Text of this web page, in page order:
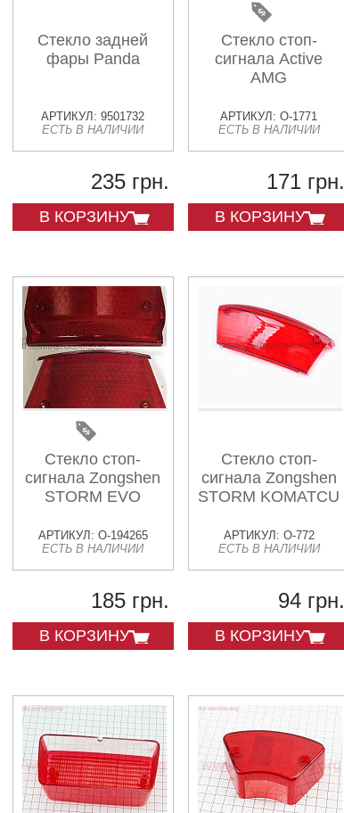
Стекло задней
фары Panda
АРТИКУЛ: 9501732
ЕСТЬ В НАЛИЧИИ
235 грн.
В КОРЗИНУ
Стекло стоп-
сигнала Active
AMG
АРТИКУЛ: O-1771
ЕСТЬ В НАЛИЧИИ
171 грн.
В КОРЗИНУ
Стекло стоп-
сигнала Zongshen
STORM EVO
АРТИКУЛ: O-194265
ЕСТЬ В НАЛИЧИИ
185 грн.
В КОРЗИНУ
Стекло стоп-
сигнала Zongshen
STORM KOMATCU
АРТИКУЛ: O-772
ЕСТЬ В НАЛИЧИИ
94 грн.
В КОРЗИНУ